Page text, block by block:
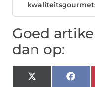
Goed
dan op:
X
(Twitter)